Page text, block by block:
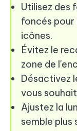
Utilisez des
foncés pour
icônes.
Évitez le
zone de
Désactivez
vous
Ajustez la
semble plus